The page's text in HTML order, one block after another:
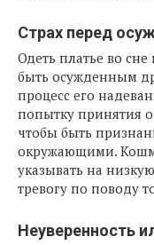
Страх перед
Одеть платье во
быть осужденным
процесс его
попытку принятия
чтобы быть
окружающими.
указывать на
тревогу по поводу
Неуверенность